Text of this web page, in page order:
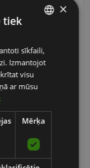
ENGLISH
RUSSIAN
×
tiek
sīkfaili,
Izmantojot
visu
ar mūsu
Mērķa